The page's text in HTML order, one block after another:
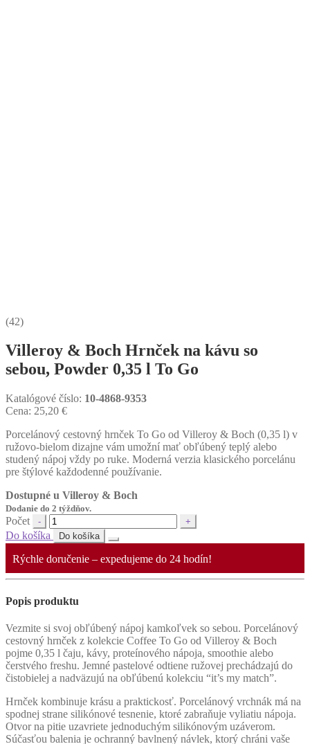
(42)
Villeroy & Boch Hrnček na kávu so
sebou, Powder 0,35 l To Go
Katalógové číslo: 10-4868-9353
Cena: 25,20 €
Porcelánový cestovný hrnček To Go od Villeroy & Boch (0,35 l) v
ružovo-bielom dizajne vám umožní mať obľúbený teplý alebo
studený nápoj vždy po ruke. Moderná verzia klasického porcelánu
pre štýlové každodenné používanie.
Dostupné u Villeroy & Boch
Dodanie do 2 týždňov.
Počet
Do košíka
Do košíka
Rýchle doručenie – expedujeme do 24 hodín!
Popis produktu
Vezmite si svoj obľúbený nápoj kamkoľvek so sebou. Porcelánový
cestovný hrnček z kolekcie Coffee To Go od Villeroy & Boch
pojme 0,35 l čaju, kávy, proteínového nápoja, smoothie alebo
čerstvého freshu. Jemné pastelové odtiene ružovej prechádzajú do
čistobielej a nadväzujú na obľúbenú kolekciu “it’s my match”.
Hrnček kombinuje krásu a praktickosť. Porcelánový vrchnák má na
spodnej strane silikónové tesnenie, ktoré zabraňuje vyliatiu nápoja.
Otvor na pitie uzavriete jednoduchým silikónovým uzáverom.
Súčasťou balenia je ochranný bavlnený návlek, ktorý chráni vaše